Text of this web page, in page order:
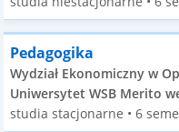
Pedagogika
Wydział Ekonomiczny w
Uniwersytet WSB Merito
studia stacjonarne • 6